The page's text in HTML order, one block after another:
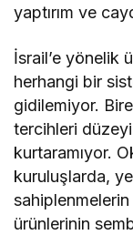
yaptırım ve
İsrail’e yönelik
herhangi bir
gidilemiyor.
tercihleri
kurtaramıyor.
kuruluşlarda,
ürünlerinin